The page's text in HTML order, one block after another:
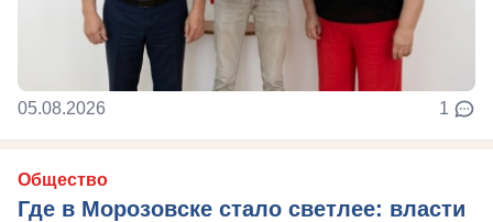
05.08.2026 1
Общество
Где в Морозовске стало светлее: власти